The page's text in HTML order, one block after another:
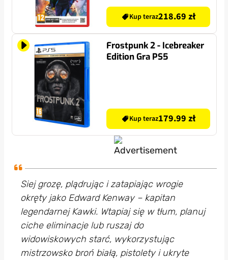
Kup teraz218.69 zł
Frostpunk 2 - Icebreaker
Edition Gra PS5
Kup teraz179.99 zł
Siej grozę, plądrując i zatapiając wrogie
okręty jako Edward Kenway – kapitan
legendarnej Kawki. Wtapiaj się w tłum, planuj
ciche eliminacje lub ruszaj do
widowiskowych starć, wykorzystując
mistrzowsko broń białą, pistolety i ukryte